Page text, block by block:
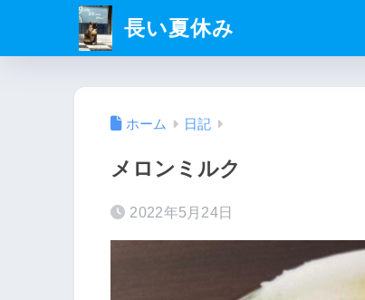
長い夏休み
ホーム 日記
メロンミルク
2022年5月24日